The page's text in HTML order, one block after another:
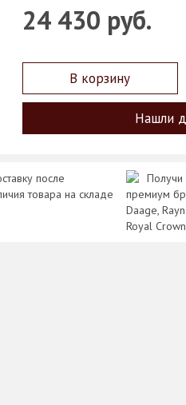
24 430 руб.
В корзину
Нашли
после
товара на складе
Получи
премиум
Daage,
Royal